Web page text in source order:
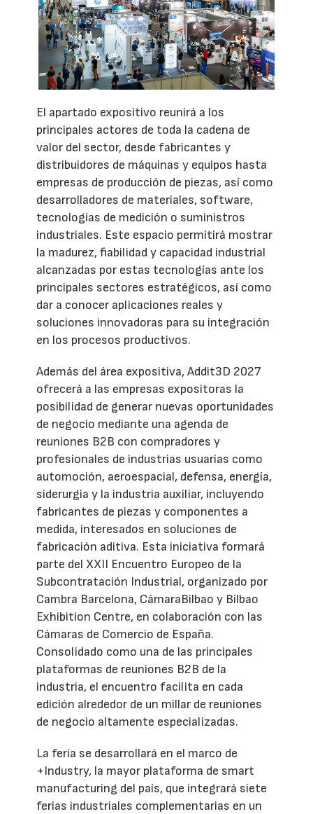
El apartado expositivo reunirá a los
principales actores de toda la cadena de
valor del sector, desde fabricantes y
distribuidores de máquinas y equipos hasta
empresas de producción de piezas, así como
desarrolladores de materiales, software,
tecnologías de medición o suministros
industriales. Este espacio permitirá mostrar
la madurez, fiabilidad y capacidad industrial
alcanzadas por estas tecnologías ante los
principales sectores estratégicos, así como
dar a conocer aplicaciones reales y
soluciones innovadoras para su integración
en los procesos productivos.
Además del área expositiva, Addit3D 2027
ofrecerá a las empresas expositoras la
posibilidad de generar nuevas oportunidades
de negocio mediante una agenda de
reuniones B2B con compradores y
profesionales de industrias usuarias como
automoción, aeroespacial, defensa, energía,
siderurgia y la industria auxiliar, incluyendo
fabricantes de piezas y componentes a
medida, interesados en soluciones de
fabricación aditiva. Esta iniciativa formará
parte del XXII Encuentro Europeo de la
Subcontratación Industrial, organizado por
Cambra Barcelona, CámaraBilbao y Bilbao
Exhibition Centre, en colaboración con las
Cámaras de Comercio de España.
Consolidado como una de las principales
plataformas de reuniones B2B de la
industria, el encuentro facilita en cada
edición alrededor de un millar de reuniones
de negocio altamente especializadas.
La feria se desarrollará en el marco de
+Industry, la mayor plataforma de smart
manufacturing del país, que integrará siete
ferias industriales complementarias en un